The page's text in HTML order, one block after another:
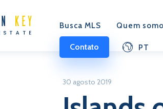
Busca MLS Quem
Contato PT
30 agosto 2019